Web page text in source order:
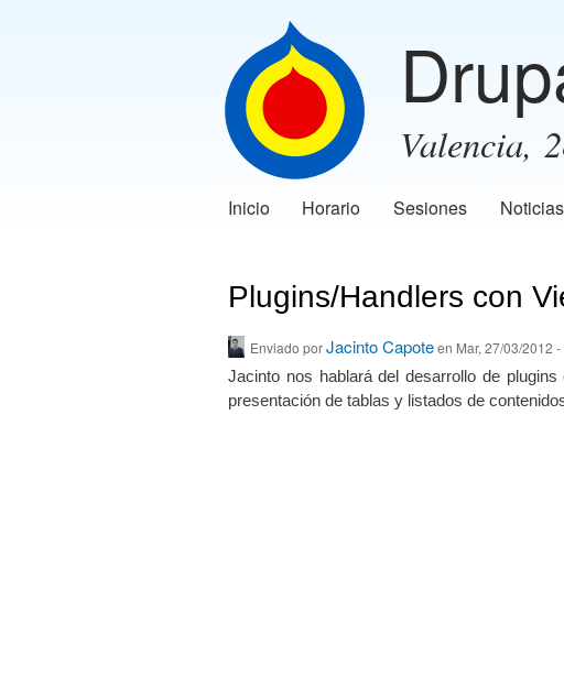
Valencia,
Inicio Horario Sesiones Noticias
Plugins/Handlers con
Enviado porJacinto Capoteen Mar, 27/03/2012 -
Jacinto nos hablará del desarrollo de
presentación de tablas y listados de